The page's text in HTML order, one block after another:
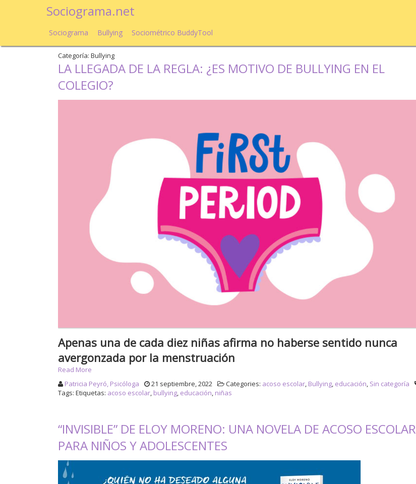
Sociograma.net
Sociograma Bullying Sociométrico BuddyTool
Categoría: Bullying
LA LLEGADA DE LA REGLA: ¿ES MOTIVO DE BULLYING EN EL
COLEGIO?
Apenas una de cada diez niñas afirma no haberse sentido nunca
avergonzada por la menstruación
Read More
Patricia Peyró, Psicóloga
21 septiembre, 2022 Categories: acoso escolar, Bullying, educación, Sin categoría
Tags: Etiquetas: acoso escolar, bullying, educación, niñas
“INVISIBLE” DE ELOY MORENO: UNA NOVELA DE ACOSO ESCOLAR
PARA NIÑOS Y ADOLESCENTES